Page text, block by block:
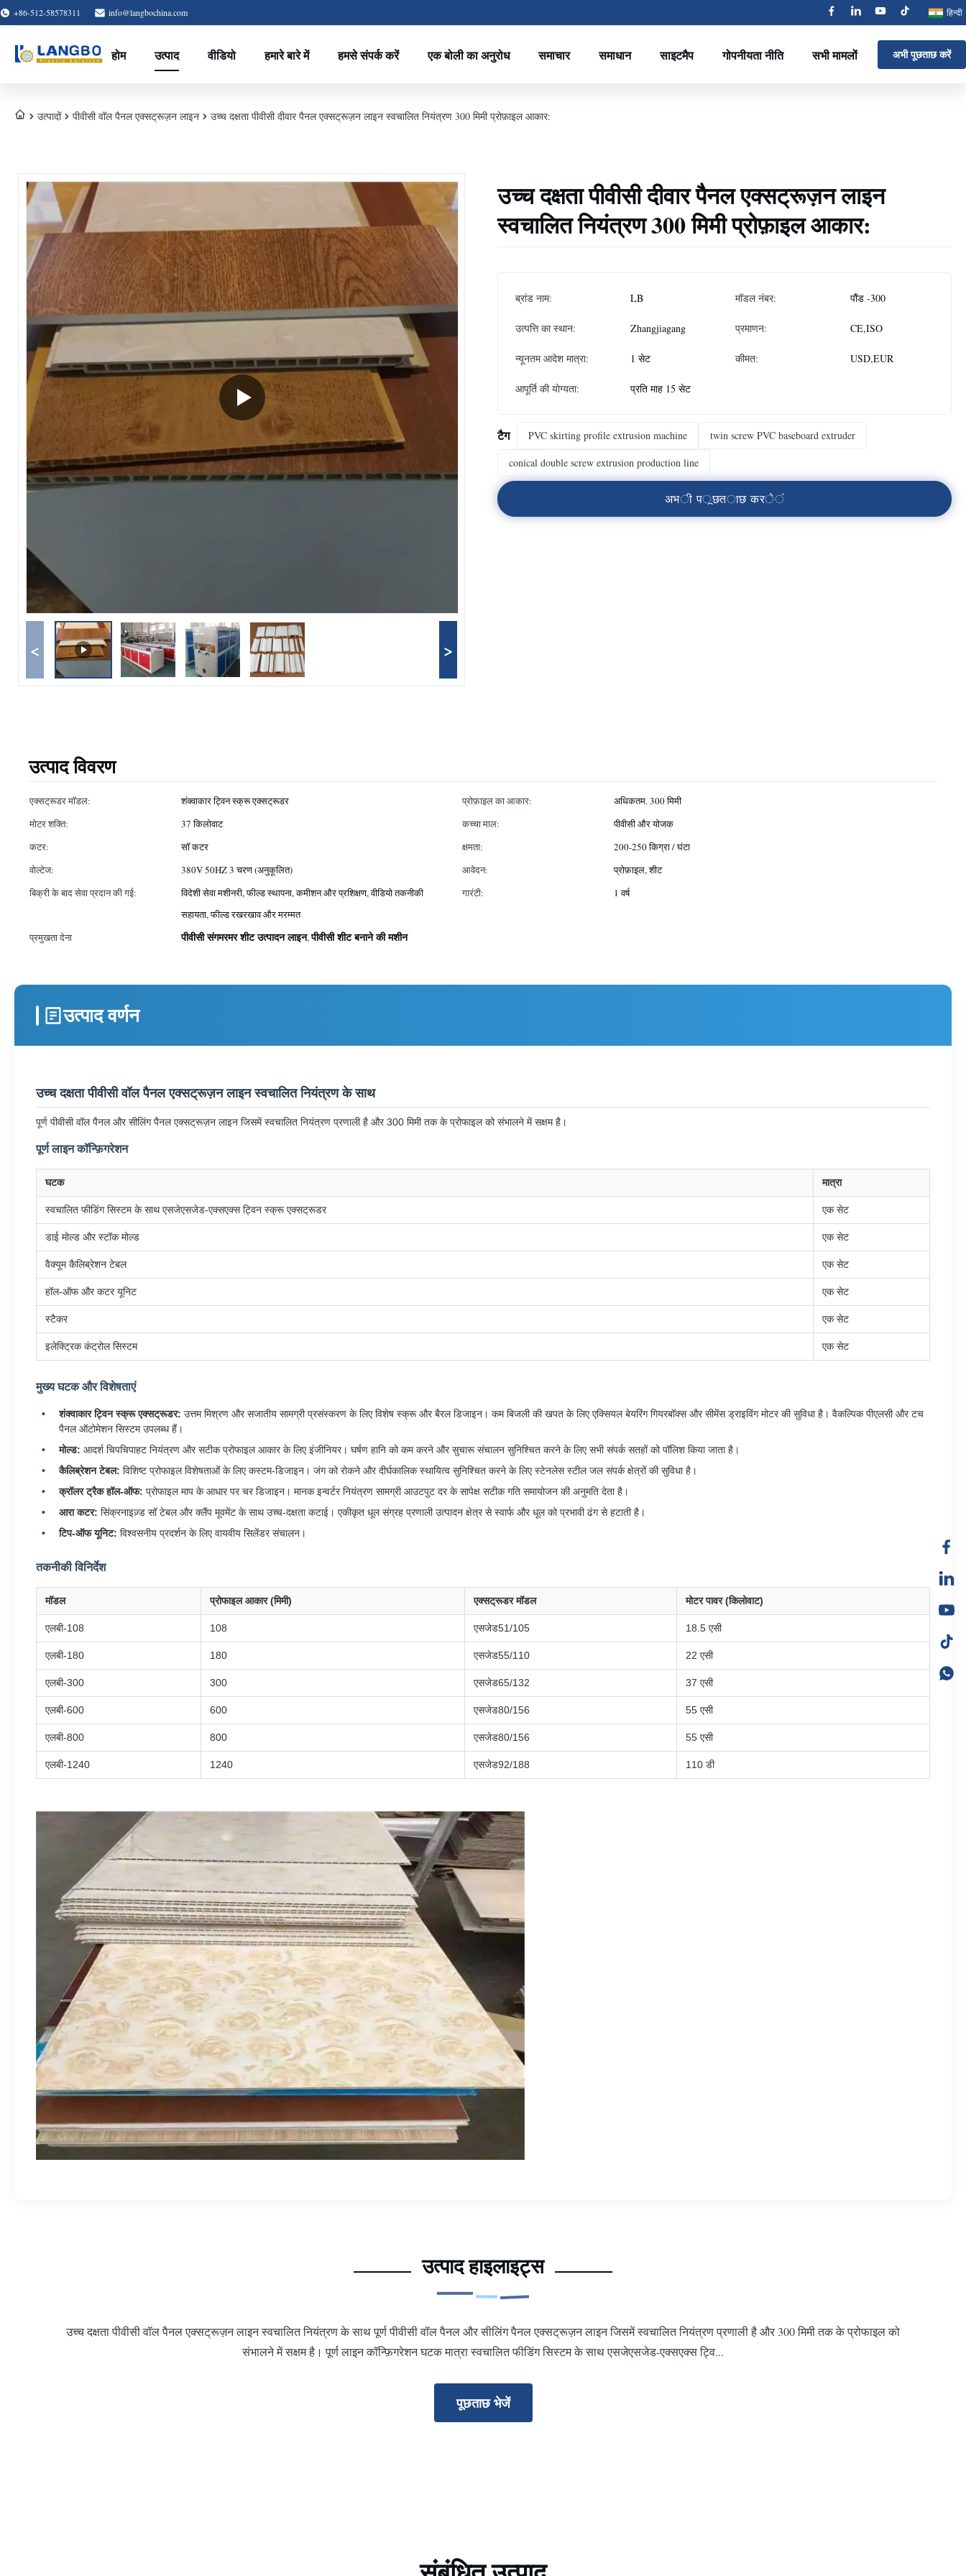
+86-512-58578311 info@langbochina.com हिन्दी
होम उत्पाद वीडियो हमारे बारे में हमसे संपर्क करें एक बोली का अनुरोध समाचार समाधान साइटमैप गोपनीयता नीति सभी मामलों अभी पूछताछ करें
उत्पादों पीवीसी वॉल पैनल एक्सट्रूज़न लाइन उच्च दक्षता पीवीसी दीवार पैनल एक्सट्रूज़न लाइन स्वचालित नियंत्रण 300 मिमी प्रोफ़ाइल आकार:
< >
उच्च दक्षता पीवीसी दीवार पैनल एक्सट्रूज़न लाइन
स्वचालित नियंत्रण 300 मिमी प्रोफ़ाइल आकार:
ब्रांड नाम: LB मॉडल नंबर: पौंड -300
उत्पत्ति का स्थान: Zhangjiagang प्रमाणन: CE,ISO
न्यूनतम आदेश मात्रा: 1 सेट कीमत: USD,EUR
आपूर्ति की योग्यता: प्रति माह 15 सेट
टैग PVC skirting profile extrusion machine
twin screw PVC baseboard extruder
conical double screw extrusion production line
अभी पूछताछ करें
उत्पाद विवरण
एक्सट्रूडर मॉडल: शंक्वाकार ट्विन स्क्रू एक्सट्रूडर प्रोफ़ाइल का आकार:
अधिकतम. 300 मिमी
मोटर शक्ति:
37 किलोवाट कच्चा माल:
पीवीसी और योजक
कटर:
सॉ कटर क्षमता:
200-250 किग्रा / घंटा
वोल्टेज:
380V 50HZ 3 चरण (अनुकूलित) आवेदन:
प्रोफ़ाइल, शीट
बिक्री के बाद सेवा प्रदान की गई:
विदेशी सेवा मशीनरी, फील्ड स्थापना, कमीशन और प्रशिक्षण, वीडियो तकनीकी
सहायता, फील्ड रखरखाव और मरम्मत
गारंटी: 1 वर्ष
प्रमुखता देना पीवीसी संगमरमर शीट उत्पादन लाइन,पीवीसी शीट बनाने की मशीन
उत्पाद वर्णन
उच्च दक्षता पीवीसी वॉल पैनल एक्सट्रूज़न लाइन स्वचालित नियंत्रण के साथ
पूर्ण पीवीसी वॉल पैनल और सीलिंग पैनल एक्सट्रूज़न लाइन जिसमें स्वचालित नियंत्रण प्रणाली है और 300 मिमी तक के प्रोफाइल को संभालने में सक्षम है।
पूर्ण लाइन कॉन्फ़िगरेशन
घटक मात्रा
स्वचालित फीडिंग सिस्टम के साथ एसजेएसजेड-एक्सएक्स ट्विन स्क्रू एक्सट्रूडर एक सेट
डाई मोल्ड और स्टॉक मोल्ड एक सेट
वैक्यूम कैलिब्रेशन टेबल एक सेट
हॉल-ऑफ और कटर यूनिट एक सेट
स्टैकर एक सेट
इलेक्ट्रिक कंट्रोल सिस्टम एक सेट
मुख्य घटक और विशेषताएं
शंक्वाकार ट्विन स्क्रू एक्सट्रूडर: उत्तम मिश्रण और सजातीय सामग्री प्रसंस्करण के लिए विशेष स्क्रू और बैरल डिजाइन। कम बिजली की खपत के लिए एक्सियल बेयरिंग गियरबॉक्स और सीमेंस ड्राइविंग मोटर की सुविधा है। वैकल्पिक पीएलसी और टच
पैनल ऑटोमेशन सिस्टम उपलब्ध हैं।
मोल्ड: आदर्श चिपचिपाहट नियंत्रण और सटीक प्रोफाइल आकार के लिए इंजीनियर। घर्षण हानि को कम करने और सुचारू संचालन सुनिश्चित करने के लिए सभी संपर्क सतहों को पॉलिश किया जाता है।
कैलिब्रेशन टेबल: विशिष्ट प्रोफाइल विशेषताओं के लिए कस्टम-डिजाइन। जंग को रोकने और दीर्घकालिक स्थायित्व सुनिश्चित करने के लिए स्टेनलेस स्टील जल संपर्क क्षेत्रों की सुविधा है।
क्रॉलर ट्रैक हॉल-ऑफ: प्रोफाइल माप के आधार पर चर डिजाइन। मानक इन्वर्टर नियंत्रण सामग्री आउटपुट दर के सापेक्ष सटीक गति समायोजन की अनुमति देता है।
आरा कटर: सिंक्रनाइज़्ड सॉ टेबल और क्लैंप मूवमेंट के साथ उच्च-दक्षता कटाई। एकीकृत धूल संग्रह प्रणाली उत्पादन क्षेत्र से स्वार्फ और धूल को प्रभावी ढंग से हटाती है।
टिप-ऑफ यूनिट: विश्वसनीय प्रदर्शन के लिए वायवीय सिलेंडर संचालन।
तकनीकी विनिर्देश
मॉडल प्रोफाइल आकार (मिमी) एक्सट्रूडर मॉडल मोटर पावर (किलोवाट)
एलबी-108 108 एसजेड51/105 18.5 एसी
एलबी-180 180 एसजेड55/110 22 एसी
एलबी-300 300 एसजेड65/132 37 एसी
एलबी-600 600 एसजेड80/156 55 एसी
एलबी-800 800 एसजेड80/156 55 एसी
एलबी-1240 1240 एसजेड92/188 110 डी
उत्पाद हाइलाइट्स
उच्च दक्षता पीवीसी वॉल पैनल एक्सट्रूज़न लाइन स्वचालित नियंत्रण के साथ पूर्ण पीवीसी वॉल पैनल और सीलिंग पैनल एक्सट्रूज़न लाइन जिसमें स्वचालित नियंत्रण प्रणाली है और 300 मिमी तक के प्रोफाइल को
संभालने में सक्षम है। पूर्ण लाइन कॉन्फ़िगरेशन घटक मात्रा स्वचालित फीडिंग सिस्टम के साथ एसजेएसजेड-एक्सएक्स ट्वि...
पूछताछ भेजें